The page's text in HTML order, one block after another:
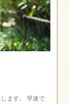
ます。 早速で